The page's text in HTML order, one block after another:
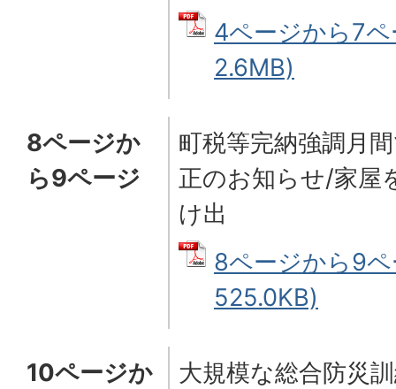
4ページから7
2.6MB)
8ページか
ら9ページ
町税等完納強調月
正のお知らせ/家屋
け出
8ページから9
525.0KB)
10ページか
大規模な総合防災